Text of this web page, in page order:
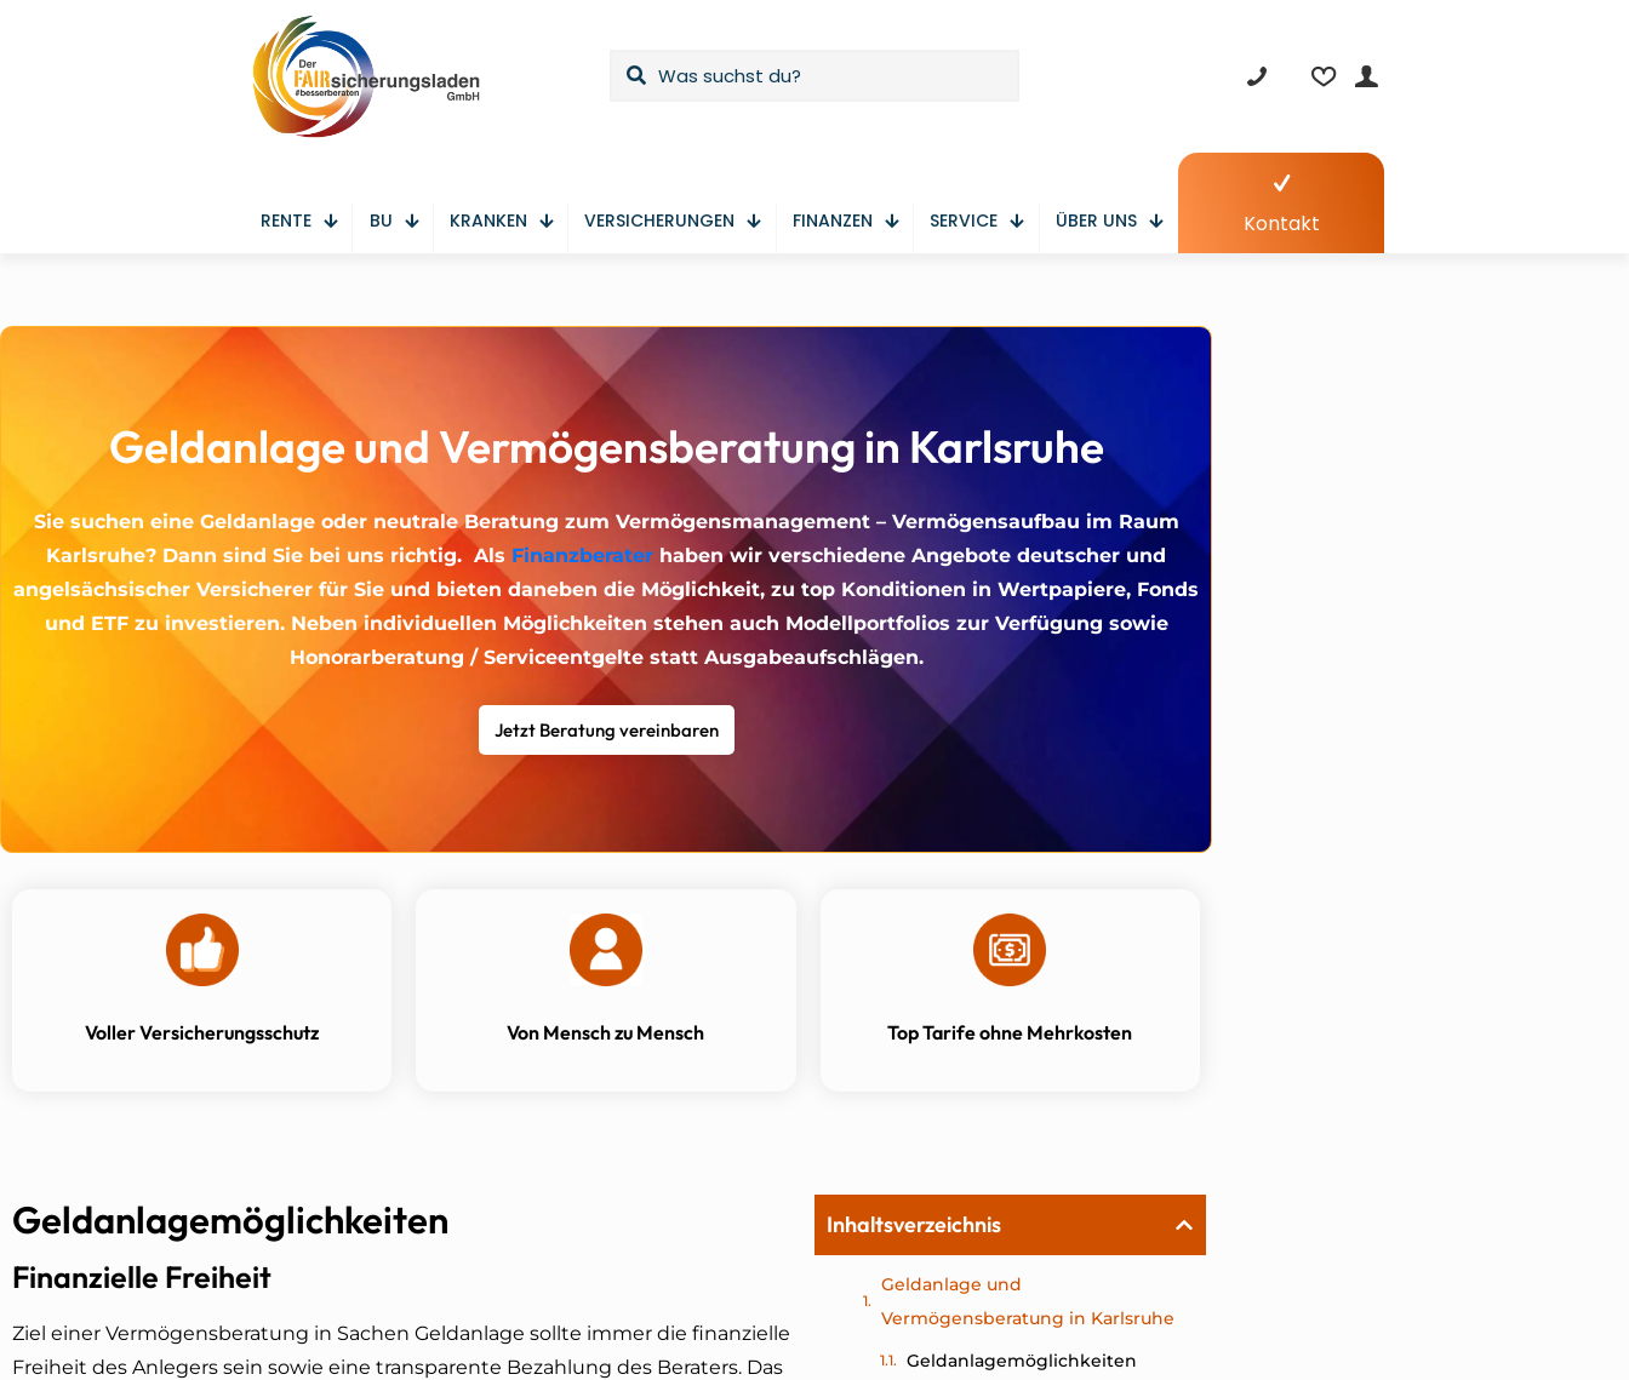
RENTE BU KRANKEN VERSICHERUNGEN FINANZEN SERVICE ÜBER UNS Kontakt
Geldanlage und Vermögensberatung in Karlsruhe
Sie suchen eine Geldanlage oder neutrale Beratung zum Vermögensmanagement – Vermögensaufbau im Raum
Karlsruhe? Dann sind Sie bei uns richtig. Als Finanzberater haben wir verschiedene Angebote deutscher und
angelsächsischer Versicherer für Sie und bieten daneben die Möglichkeit, zu top Konditionen in Wertpapiere, Fonds
und ETF zu investieren. Neben individuellen Möglichkeiten stehen auch Modellportfolios zur Verfügung sowie
Honorarberatung / Serviceentgelte statt Ausgabeaufschlägen.
Jetzt Beratung vereinbaren
Voller Versicherungsschutz Von Mensch zu Mensch Top Tarife ohne Mehrkosten
Geldanlagemöglichkeiten
Finanzielle Freiheit
Ziel einer Vermögensberatung in Sachen Geldanlage sollte immer die finanzielle
Freiheit des Anlegers sein sowie eine transparente Bezahlung des Beraters. Das
Inhaltsverzeichnis
Geldanlage und
Vermögensberatung in Karlsruhe
Geldanlagemöglichkeiten